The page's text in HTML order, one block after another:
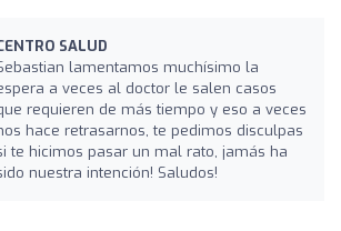
SALUD
lamentamos muchísimo la
a veces al doctor le salen casos
requieren de más tiempo y eso a veces
hace retrasarnos, te pedimos disculpas
te hicimos pasar un mal rato, jamás ha
nuestra intención! Saludos!